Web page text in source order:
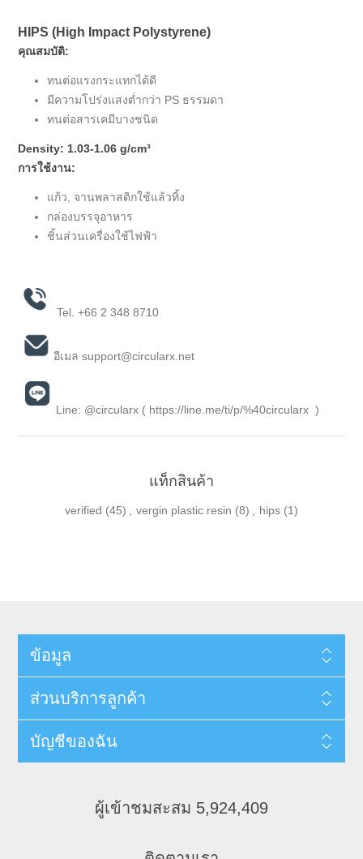
HIPS (High Impact Polystyrene)
คุณสมบัติ:
ทนต่อแรงกระแทกได้ดี
มีความโปร่งแสงต่ำกว่า PS ธรรมดา
ทนต่อสารเคมีบางชนิด
Density: 1.03-1.06 g/cm³
การใช้งาน:
แก้ว, จานพลาสติกใช้แล้วทิ้ง
กล่องบรรจุอาหาร
ชิ้นส่วนเครื่องใช้ไฟฟ้า
Tel.+66 2 348 8710
อีเมลsupport@circularx.net
Line: @circularx ( https://line.me/ti/p/%40circularx )
แท็กสินค้า
verified (45) vergin plastic resin (8) hips (1)
ข้อมูล
ส่วนบริการลูกค้า
บัญชีของฉัน
ผู้เข้าชมสะสม 5,924,409